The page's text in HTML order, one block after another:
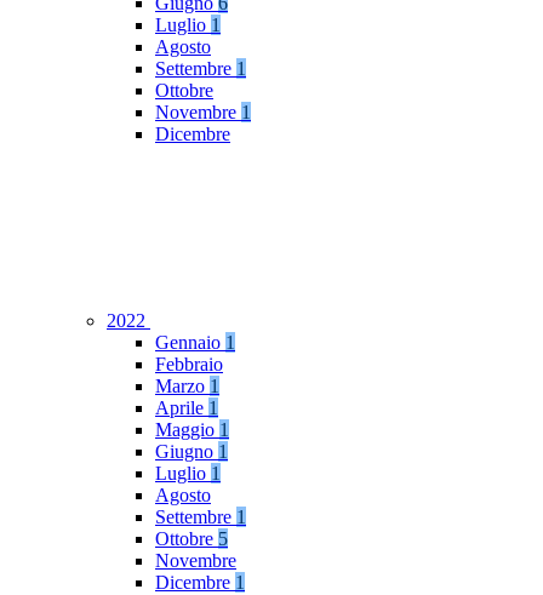
Luglio 1
Agosto
Settembre 1
Ottobre
Novembre 1
Dicembre
2022
Gennaio 1
Febbraio
Marzo 1
Aprile 1
Maggio 1
Giugno 1
Luglio 1
Agosto
Settembre 1
Ottobre 5
Novembre
Dicembre 1